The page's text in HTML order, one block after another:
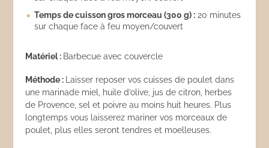
Temps de cuisson gros morceau (300 g) : 20 minutes
sur chaque face à feu moyen/couvert
Matériel : Barbecue avec couvercle
Méthode :
Laisser reposer vos cuisses de poulet dans
une marinade miel, huile d’olive, jus de citron, herbes
de Provence, sel et poivre au moins huit heures. Plus
longtemps vous laisserez mariner vos morceaux de
poulet, plus elles seront tendres et moelleuses.